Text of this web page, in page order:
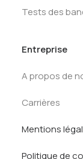
Tests des
Entreprise
A propos de
Carrières
Mentions
Politique de